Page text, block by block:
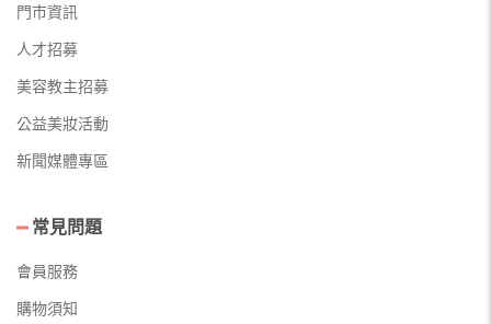
門市資訊
人才招募
美容教主招募
公益美妝活動
新聞媒體專區
常見問題
會員服務
購物須知